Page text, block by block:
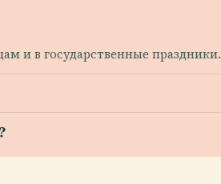
и в государственные праздники.